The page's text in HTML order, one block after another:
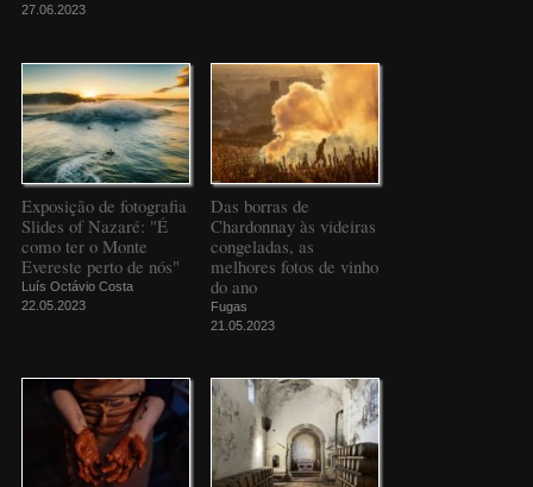
27.06.2023
Exposição de fotografia
Slides of Nazaré: "É
como ter o Monte
Evereste perto de nós"
Luís Octávio Costa
22.05.2023
Das borras de
Chardonnay às videiras
congeladas, as
melhores fotos de vinho
do ano
Fugas
21.05.2023